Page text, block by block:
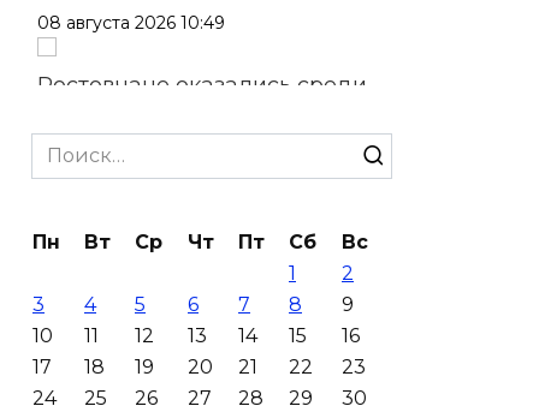
08 августа 2026 10:49
Ростовчане оказались среди
Новороссийске
В Ростовской области
техногенных пожаров и 30
возгораний растительности
08 августа 2026 10:35
Search
for:
Пн Вт Ср Чт Пт Сб
Вс
1
2
3
4 5 6 7 8
9
10
11 12 13 14 15
16
17
18 19 20 21 22
23
24
25 26 27 28 29
30